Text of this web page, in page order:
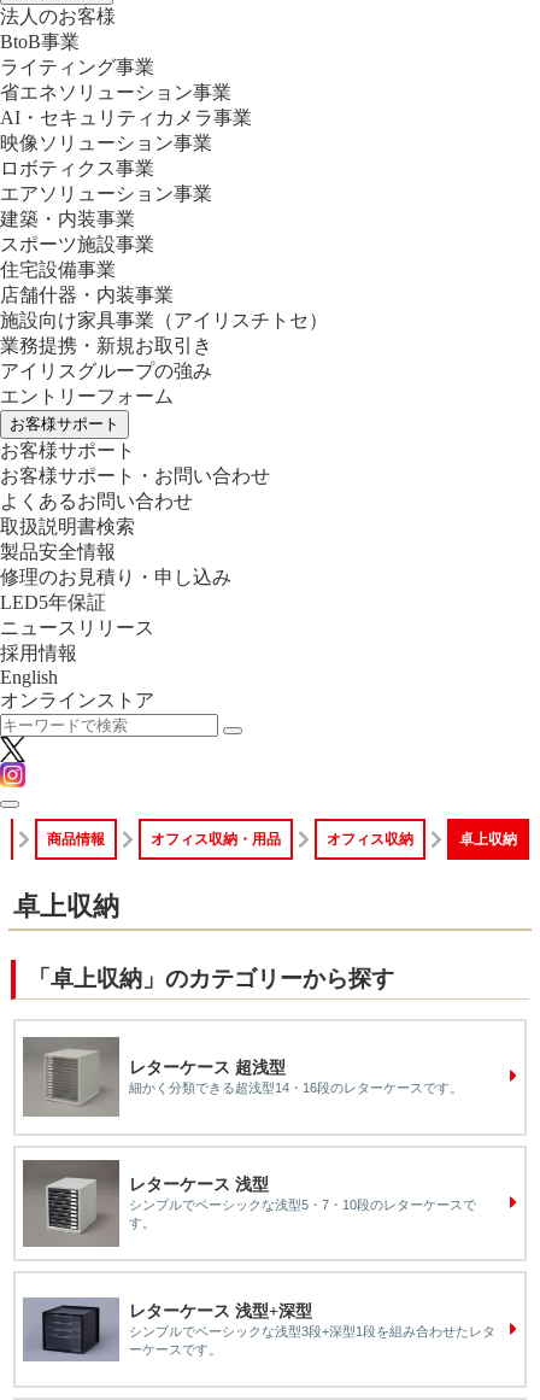
法人のお客様
BtoB事業
ライティング事業
省エネソリューション事業
AI・セキュリティカメラ事業
映像ソリューション事業
ロボティクス事業
エアソリューション事業
建築・内装事業
スポーツ施設事業
住宅設備事業
店舗什器・内装事業
施設向け家具事業 （アイリスチトセ）
業務提携・新規お取引き
アイリスグループの強み
エントリーフォーム
お客様サポート
お客様サポート
お客様サポート・お問い合わせ
よくあるお問い合わせ
取扱説明書検索
製品安全情報
修理のお見積り・申し込み
LED5年保証
ニュースリリース
採用情報
English
オンラインストア
商品情報 オフィス収納・用品 オフィス収納 卓上収納
卓上収納
「卓上収納」のカテゴリーから探す
レターケース 超浅型
細かく分類できる超浅型14・16段のレターケースです。
レターケース 浅型
シンプルでベーシックな浅型5・7・10段のレターケースで
す。
レターケース 浅型+深型
シンプルでベーシックな浅型3段+深型1段を組み合わせたレタ
ーケースです。